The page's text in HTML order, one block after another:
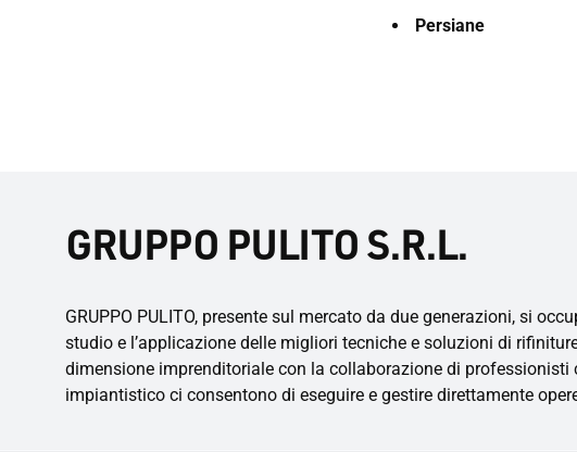
Persiane
GRUPPO PULITO S.R.L.
GRUPPO PULITO, presente sul mercato da due generazioni, si
studio e l’applicazione delle migliori tecniche e soluzioni di
dimensione imprenditoriale con la collaborazione di
impiantistico ci consentono di eseguire e gestire direttamente